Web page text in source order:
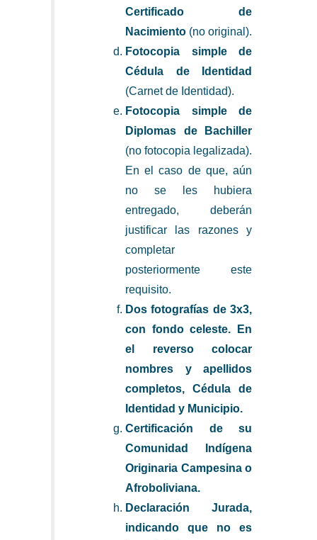
Certificado de
Nacimiento (no original).
Fotocopia simple de
Cédula de Identidad
(Carnet de Identidad).
Fotocopia simple de
Diplomas de Bachiller
(no fotocopia legalizada).
En el caso de que, aún
no se les hubiera
entregado, deberán
justificar las razones y
completar
posteriormente este
requisito.
Dos fotografías de 3x3,
con fondo celeste. En
el reverso colocar
nombres y apellidos
completos, Cédula de
Identidad y Municipio.
Certificación de su
Comunidad Indígena
Originaria Campesina o
Afroboliviana.
Declaración Jurada,
indicando que no es